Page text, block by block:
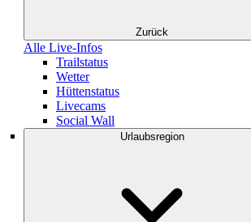
Zurück
Alle Live-Infos
Trailstatus
Wetter
Hüttenstatus
Livecams
Social Wall
Urlaubsregion